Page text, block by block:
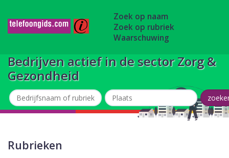
Zoek op naam
Zoek op rubriek
Waarschuwing
Bedrijven actief in de sector Zorg &
Gezondheid
Rubrieken